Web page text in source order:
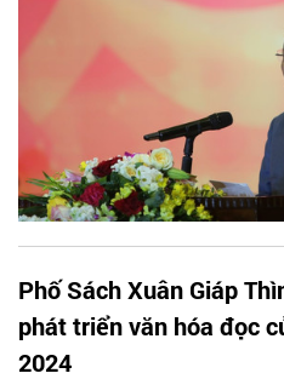
Phố Sách Xuân Giáp
phát triển văn hóa đọc
2024